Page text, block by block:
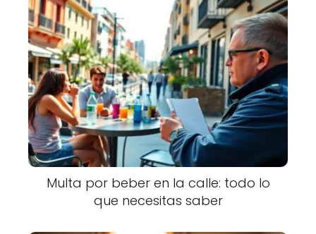
Multa por beber en la calle: todo lo
que necesitas saber